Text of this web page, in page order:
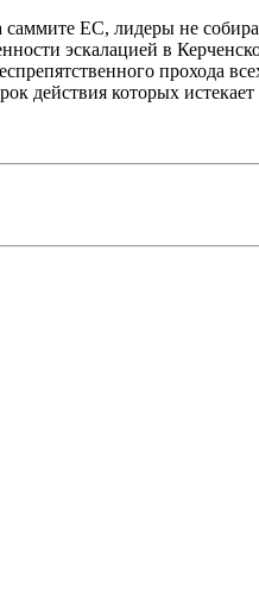
ЕС, лидеры не
эскалацией в
прохода
действия которых